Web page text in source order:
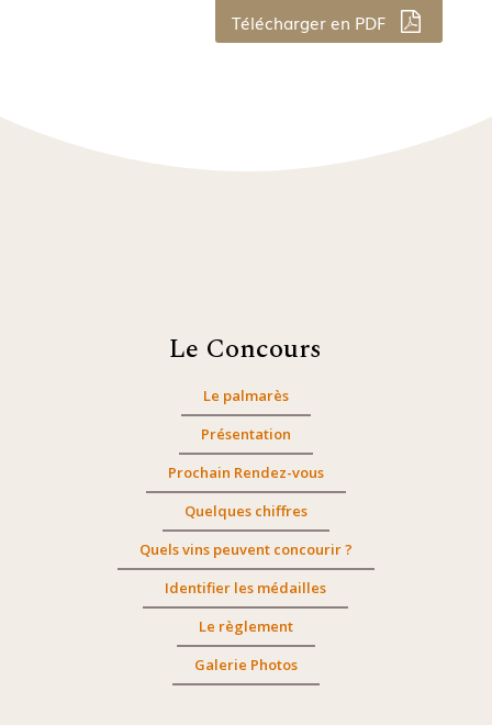
Télécharger en PDF
Le Concours
Le palmarès
Présentation
Prochain Rendez-vous
Quelques chiffres
Quels vins peuvent concourir ?
Identifier les médailles
Le règlement
Galerie Photos